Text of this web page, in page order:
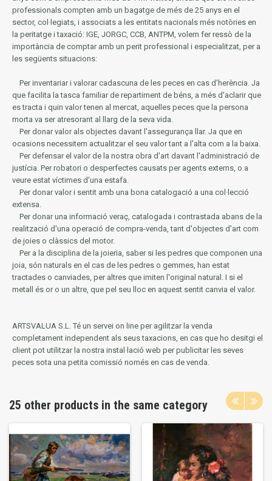
professionals compten amb un bagatge de més de 25 anys en el
sector, col·legiats, i associats a les entitats nacionals més notòries en
la peritatge i taxació: IGE, JORGC, CCB, ANTPM, volem fer ressò de la
importància de comptar amb un perit professional i especialitzat, per a
les següents situacions:
Per inventariar i valorar cadascuna de les peces en cas d'herència. Ja
que facilita la tasca familiar de repartiment de béns, a més d'aclarir que
es tracta i quin valor tenen al mercat, aquelles peces que la persona
morta va ser atresorant al llarg de la seva vida.
Per donar valor als objectes davant l'assegurança llar. Ja que en
ocasions necessitem actualitzar el seu valor tant a l'alta com a la baixa.
Per defensar el valor de la nostra obra d'art davant l'administració de
justícia. Per robatori o desperfectes causats per agents externs, o a
veure estat víctimes d'una estafa.
Per donar valor i sentit amb una bona catalogació a una col·lecció
extensa.
Per donar una informació veraç, catalogada i contrastada abans de la
realització d'una operació de compra-venda, tant d'objectes d'art com
de joies o clàssics del motor.
Per a la disciplina de la joieria, saber si les pedres que componen una
joia, són naturals en el cas de les pedres o gemmes, han estat
tractades o canviades, per altres que imiten l'original natural. I si el
metall és or o un altre, que pel seu lloc en aquest sentit canvia el valor.
ARTSVALUA S.L. Té un servei on line per agilitzar la venda
completament independent als seus taxacions, en cas que ho desitgi el
client pot utilitzar la nostra instal·lació web per publicitar les seves
peces sota una petita comissió només en cas de venda.
25 other products in the same category